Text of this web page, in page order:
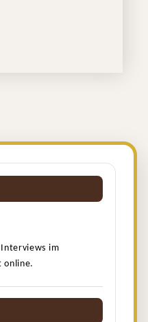
Interviews im
online.